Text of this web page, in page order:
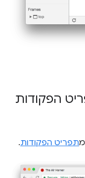
מתפריט הפקודות.